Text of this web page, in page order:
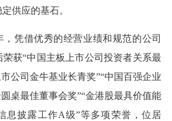
供应的基石。
，凭借优秀的经营业绩和规范的公司
获“中国主板上市公司投资者关系最
公司金牛基业长青奖”“中国百强企业
桌最佳董事会奖”“金港股最具价值能
息披露工作A级”等多项荣誉，位居